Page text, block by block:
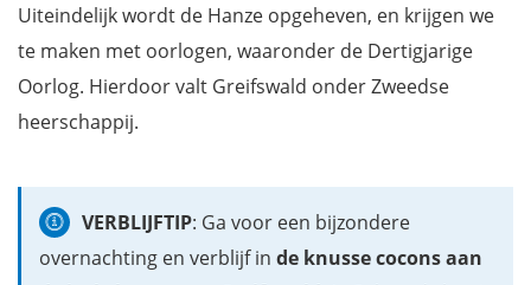
Uiteindelijk wordt de Hanze opgeheven, en krijgen we
te maken met oorlogen, waaronder de Dertigjarige
Oorlog. Hierdoor valt Greifswald onder Zweedse
heerschappij.
VERBLIJFTIP: Ga voor een bijzondere
overnachting en verblijf in de knusse cocons aan